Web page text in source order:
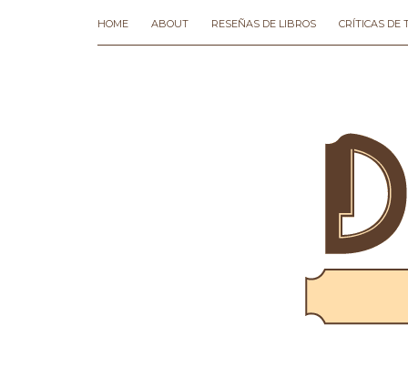
HOME ABOUT RESEÑAS DE LIBROS CRÍTICAS DE